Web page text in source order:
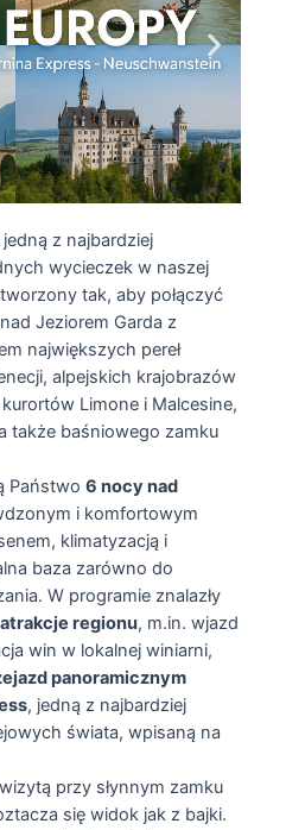
z najbardziej
wycieczek w naszej
tak, aby połączyć
Jeziorem Garda z
największych pereł
alpejskich krajobrazów
Limone i Malcesine,
także baśniowego zamku
Państwo 6 nocy nad
i komfortowym
klimatyzacją i
baza zarówno do
W programie znalazły
regionu, m.in. wjazd
win w lokalnej winiarni,
panoramicznym
, jedną z najbardziej
świata, wpisaną na
przy słynnym zamku
się widok jak z bajki.